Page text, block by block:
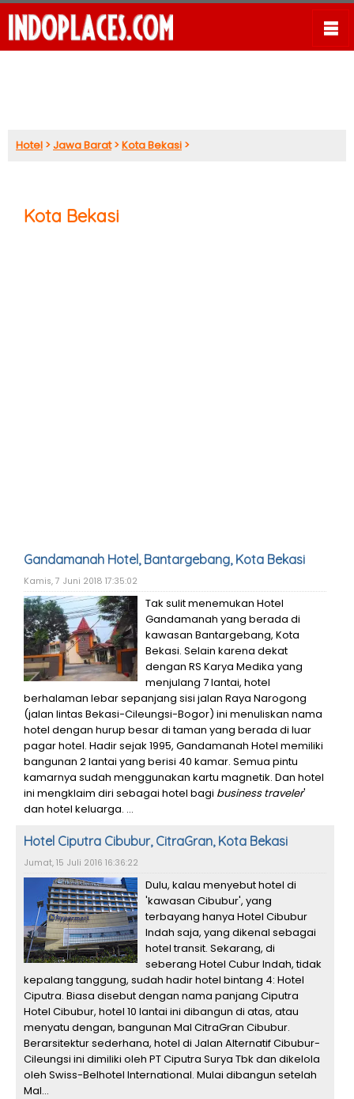
Hotel >Jawa Barat>Kota Bekasi >
Kota Bekasi
Gandamanah Hotel, Bantargebang, Kota Bekasi
Kamis, 7 Juni 2018 17:35:02
Tak sulit menemukan Hotel
Gandamanah yang berada di
kawasan Bantargebang, Kota
Bekasi. Selain karena dekat
dengan RS Karya Medika yang
menjulang 7 lantai, hotel
berhalaman lebar sepanjang sisi jalan Raya Narogong
(jalan lintas Bekasi-Cileungsi-Bogor) ini menuliskan nama
hotel dengan hurup besar di taman yang berada di luar
pagar hotel. Hadir sejak 1995, Gandamanah Hotel memiliki
bangunan 2 lantai yang berisi 40 kamar. Semua pintu
kamarnya sudah menggunakan kartu magnetik. Dan hotel
ini mengklaim diri sebagai hotel bagi business traveler'
dan hotel keluarga. ...
Hotel Ciputra Cibubur, CitraGran, Kota Bekasi
Jumat, 15 Juli 2016 16:36:22
Dulu, kalau menyebut hotel di
'kawasan Cibubur', yang
terbayang hanya Hotel Cibubur
Indah saja, yang dikenal sebagai
hotel transit. Sekarang, di
seberang Hotel Cubur Indah, tidak
kepalang tanggung, sudah hadir hotel bintang 4: Hotel
Ciputra. Biasa disebut dengan nama panjang Ciputra
Hotel Cibubur, hotel 10 lantai ini dibangun di atas, atau
menyatu dengan, bangunan Mal CitraGran Cibubur.
Berarsitektur sederhana, hotel di Jalan Alternatif Cibubur-
Cileungsi ini dimiliki oleh PT Ciputra Surya Tbk dan dikelola
oleh Swiss-Belhotel International. Mulai dibangun setelah
Mal...